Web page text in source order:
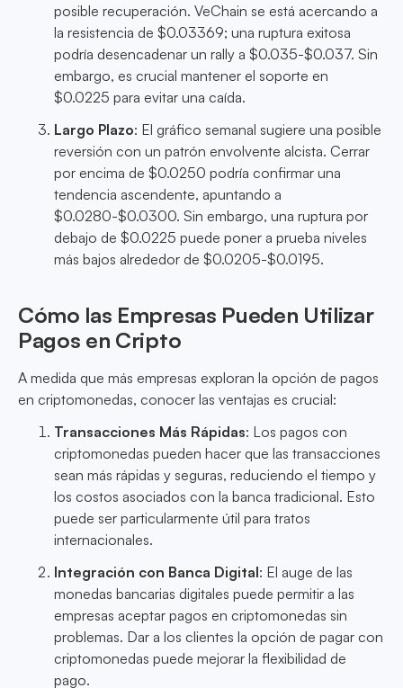
posible recuperación. VeChain se está acercando a
la resistencia de $0.03369; una ruptura exitosa
podría desencadenar un rally a $0.035-$0.037. Sin
embargo, es crucial mantener el soporte en
$0.0225 para evitar una caída.
Largo Plazo: El gráfico semanal sugiere una posible
reversión con un patrón envolvente alcista. Cerrar
por encima de $0.0250 podría confirmar una
tendencia ascendente, apuntando a
$0.0280-$0.0300. Sin embargo, una ruptura por
debajo de $0.0225 puede poner a prueba niveles
más bajos alrededor de $0.0205-$0.0195.
Cómo las Empresas Pueden Utilizar
Pagos en Cripto
A medida que más empresas exploran la opción de pagos
en criptomonedas, conocer las ventajas es crucial:
Transacciones Más Rápidas: Los pagos con
criptomonedas pueden hacer que las transacciones
sean más rápidas y seguras, reduciendo el tiempo y
los costos asociados con la banca tradicional. Esto
puede ser particularmente útil para tratos
internacionales.
Integración con Banca Digital: El auge de las
monedas bancarias digitales puede permitir a las
empresas aceptar pagos en criptomonedas sin
problemas. Dar a los clientes la opción de pagar con
criptomonedas puede mejorar la flexibilidad de
pago.